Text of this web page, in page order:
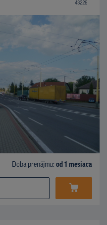
43226
Doba prenájmu: od 1 mesiaca